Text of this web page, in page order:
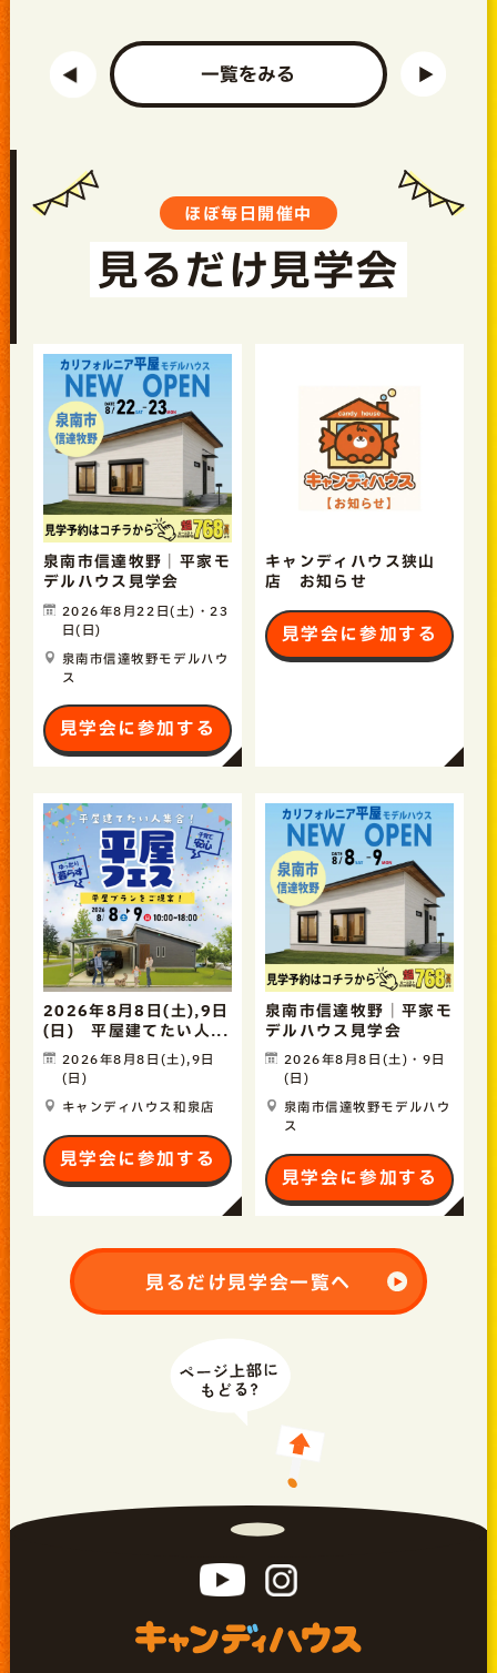
一覧をみる
ほぼ毎日開催中
見るだけ見学会
泉南市信達牧野｜平家モ
デルハウス見学会
2026年8月22日(土)・23
日(日)
泉南市信達牧野モデルハウ
ス
見学会に参加する
キャンディハウス狭山
店 お知らせ
見学会に参加する
2026年8月8日(土),9日
(日) 平屋建てたい人...
2026年8月8日(土),9日
(日)
キャンディハウス和泉店
見学会に参加する
泉南市信達牧野｜平家モ
デルハウス見学会
2026年8月8日(土)・9日
(日)
泉南市信達牧野モデルハウ
ス
見学会に参加する
見るだけ見学会一覧へ